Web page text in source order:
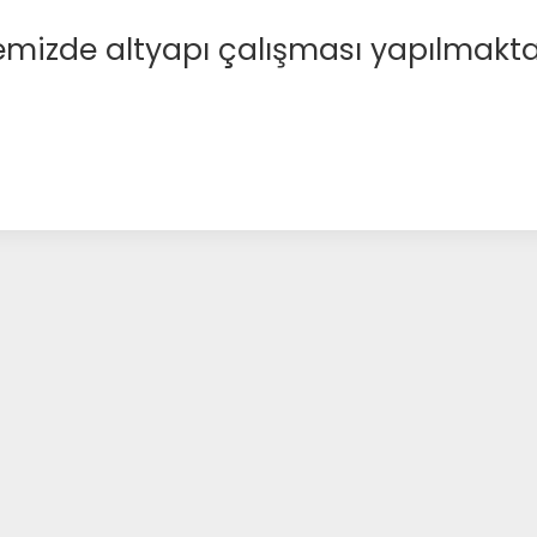
altyapı çalışması